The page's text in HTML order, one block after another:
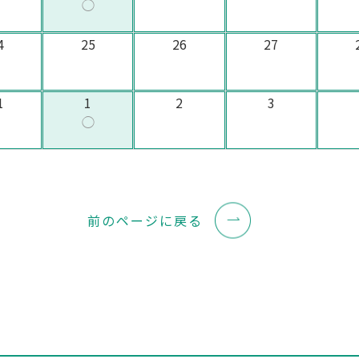
◯
25 26 27
1
◯
2 3
前のページに戻る